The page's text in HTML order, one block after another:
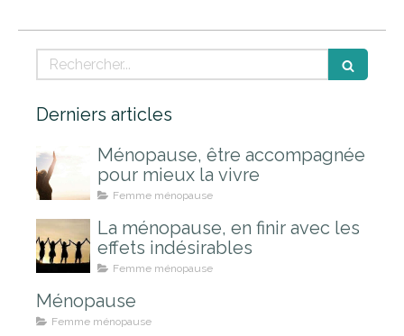
Rechercher
Derniers articles
Ménopause, être accompagnée
pour mieux la vivre
Femme ménopause
La ménopause, en finir avec les
effets indésirables
Femme ménopause
Ménopause
Femme ménopause